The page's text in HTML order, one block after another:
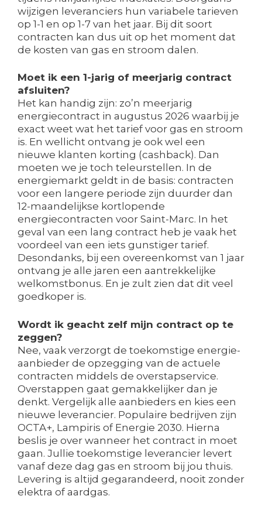
wijzigen leveranciers hun variabele tarieven
op 1-1 en op 1-7 van het jaar. Bij dit soort
contracten kan dus uit op het moment dat
de kosten van gas en stroom dalen.
Moet ik een 1-jarig of meerjarig contract
afsluiten?
Het kan handig zijn: zo’n meerjarig
energiecontract in augustus 2026 waarbij je
exact weet wat het tarief voor gas en stroom
is. En wellicht ontvang je ook wel een
nieuwe klanten korting (cashback). Dan
moeten we je toch teleurstellen. In de
energiemarkt geldt in de basis: contracten
voor een langere periode zijn duurder dan
12-maandelijkse kortlopende
energiecontracten voor Saint-Marc. In het
geval van een lang contract heb je vaak het
voordeel van een iets gunstiger tarief.
Desondanks, bij een overeenkomst van 1 jaar
ontvang je alle jaren een aantrekkelijke
welkomstbonus. En je zult zien dat dit veel
goedkoper is.
Wordt ik geacht zelf mijn contract op te
zeggen?
Nee, vaak verzorgt de toekomstige energie-
aanbieder de opzegging van de actuele
contracten middels de overstapservice.
Overstappen gaat gemakkelijker dan je
denkt. Vergelijk alle aanbieders en kies een
nieuwe leverancier. Populaire bedrijven zijn
OCTA+, Lampiris of Energie 2030. Hierna
beslis je over wanneer het contract in moet
gaan. Jullie toekomstige leverancier levert
vanaf deze dag gas en stroom bij jou thuis.
Levering is altijd gegarandeerd, nooit zonder
elektra of aardgas.